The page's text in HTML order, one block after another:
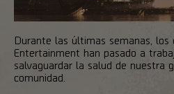
Durante las últimas semanas, los
Entertainment han pasado a
salvaguardar la salud de nuestra
comunidad.